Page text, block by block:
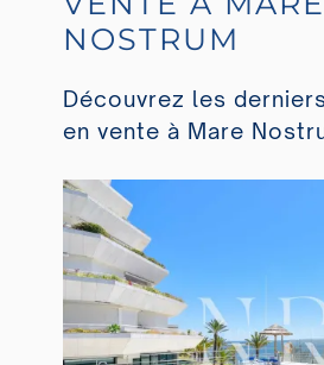
NOSTRUM
Découvrez les
en vente à Mare